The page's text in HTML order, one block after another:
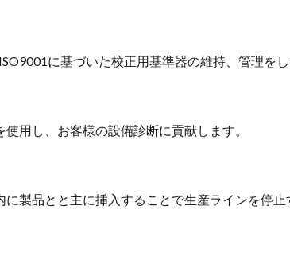
に基づいた校正用基準器の維持、管理をし
用し、お客様の設備診断に貢献します。
製品とと主に挿入することで生産ラインを停